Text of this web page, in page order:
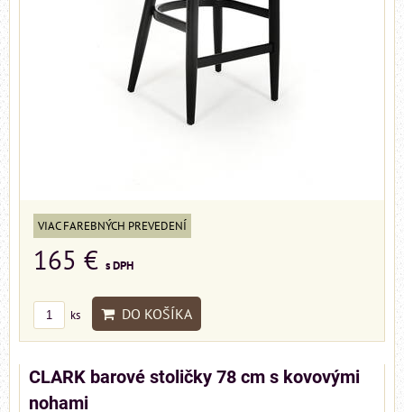
VIAC FAREBNÝCH PREVEDENÍ
165 € s DPH
ks DO KOŠÍKA
CLARK barové stoličky 78 cm s kovovými
nohami